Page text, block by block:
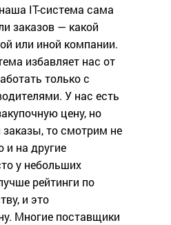
IT-система сама
заказов — какой
или иной компании.
избавляет нас от
только с
У нас есть
цену, но
то смотрим не
и на другие
у небольших
рейтинги по
и это
Многие поставщики